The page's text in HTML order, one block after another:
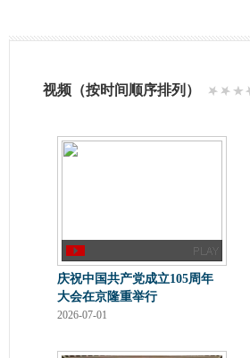
视频（按时间顺序排列）
庆祝中国共产党成立105周年
大会在京隆重举行
2026-07-01